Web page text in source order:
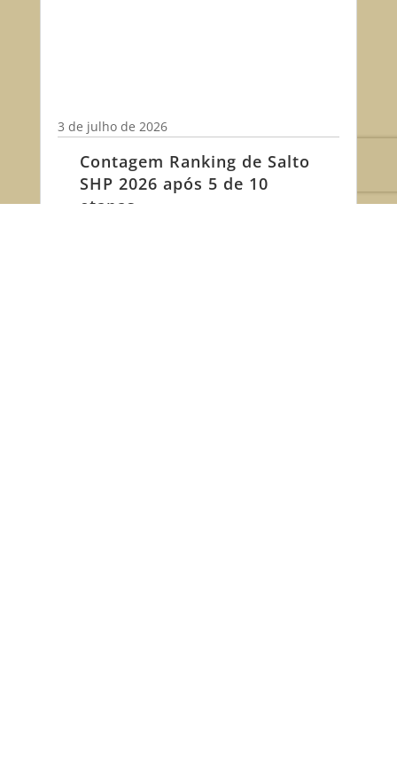
Contagem Ranking de Salto
SHP 2026 após 5 de 10
etapas
3 de julho de 2026